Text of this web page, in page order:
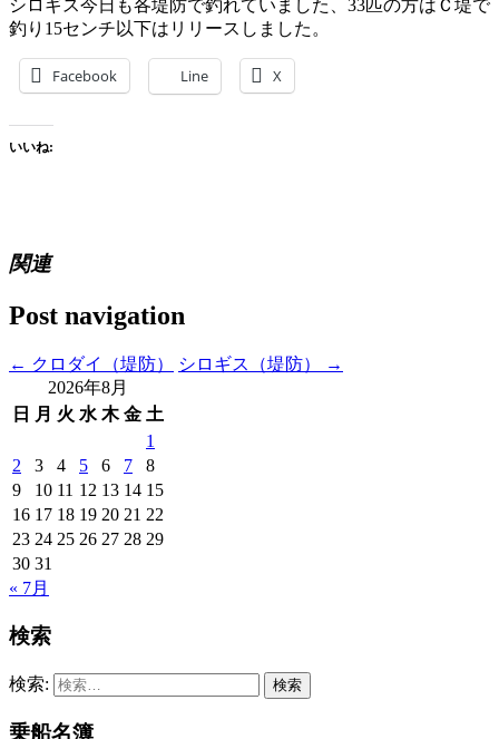
シロギス今日も各堤防で釣れていました、33匹の方はＣ堤で
釣り15センチ以下はリリースしました。
Facebook Line X
いいね:
関連
Post navigation
← クロダイ（堤防） シロギス（堤防）
→
2026年8月
日
月 火 水 木 金 土
1
2
3 4 5 6 7
8
9
10 11 12 13 14 15
16 17 18 19 20 21 22
23 24 25 26 27 28 29
30 31
« 7月
検索
検索:
乗船名簿